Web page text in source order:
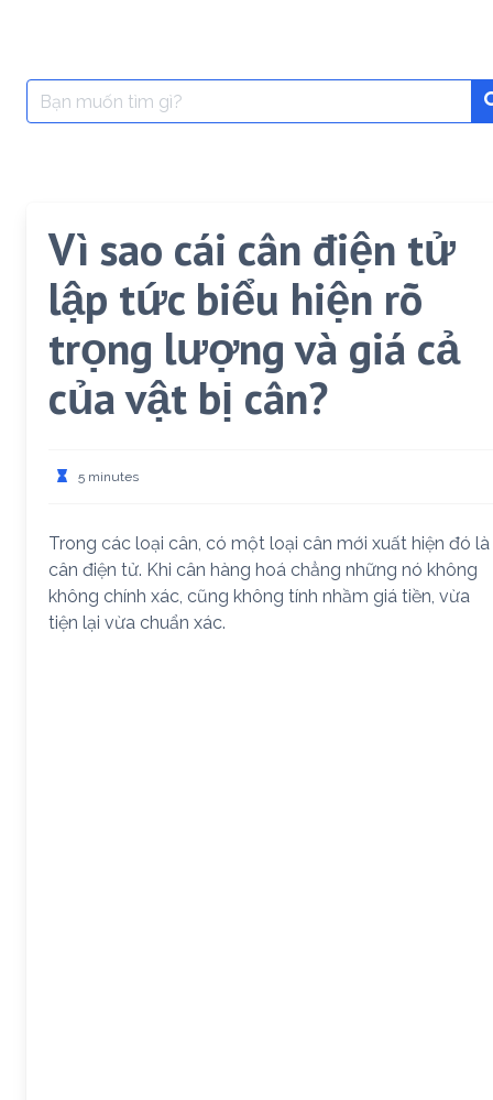
Search
for:
Vì sao cái cân điện tử
lập tức biểu hiện rõ
trọng lượng và giá cả
của vật bị cân?
5 minutes
Trong các loại cân, có một loại cân mới xuất hiện đó là
cân điện tử. Khi cân hàng hoá chẳng những nó không
không chính xác, cũng không tính nhầm giá tiền, vừa
tiện lại vừa chuẩn xác.